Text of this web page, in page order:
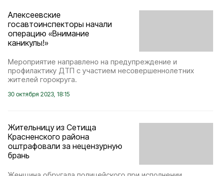
Алексеевские
госавтоинспекторы начали
операцию «Внимание
каникулы!»
Мероприятие направлено на предупреждение и
профилактику ДТП с участием несовершеннолетних
жителей горокруга.
30 октября 2023, 18:15
Жительницу из Сетища
Красненского района
оштрафовали за нецензурную
брань